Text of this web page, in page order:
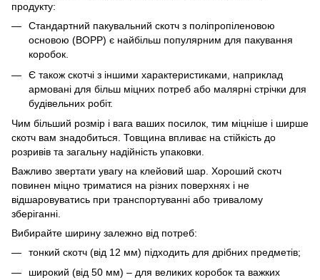
продукту:
Стандартний пакувальний скотч з поліпропіленовою
основою (BOPP) є найбільш популярним для пакування
коробок.
Є також скотчі з іншими характеристиками, наприклад
армовані для більш міцних потреб або малярні стрічки для
будівельних робіт.
Чим більший розмір і вага ваших посилок, тим міцніше і ширше
скотч вам знадобиться. Товщина впливає на стійкість до
розривів та загальну надійність упаковки.
Важливо звертати увагу на клейовий шар. Хороший скотч
повинен міцно триматися на різних поверхнях і не
відшаровуватись при транспортуванні або тривалому
зберіганні.
Вибирайте ширину залежно від потреб:
тонкий скотч (від 12 мм) підходить для дрібних предметів;
широкий (від 50 мм) – для великих коробок та важких